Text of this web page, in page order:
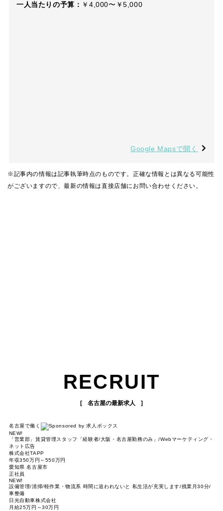
一人当たりの予算： ￥4,000〜￥5,000
Google Mapsで開く
※記事内の情報は記事執筆時点のものです。正確な情報とは異なる可能性
がございますので、最新の情報は直接店舗にお問い合わせください。
RECRUIT
名古屋の最新求人
名古屋で働く
NEW!
「営業部」賃貸管理スタッフ「経験者/大阪・名古屋勤務のみ」/Webマーケティング・
ネット広告
株式会社TAPP
年収350万円～550万円
愛知県 名古屋市
正社員
NEW!
設備管理/清掃/軽作業・物流系 時間に追われないと 私生活が充実します/残業月30分/
車整備
日光自動車株式会社
月給25万円～30万円